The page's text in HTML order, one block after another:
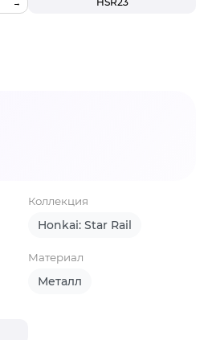
Коллекция
Honkai: Star Rail
Материал
Металл